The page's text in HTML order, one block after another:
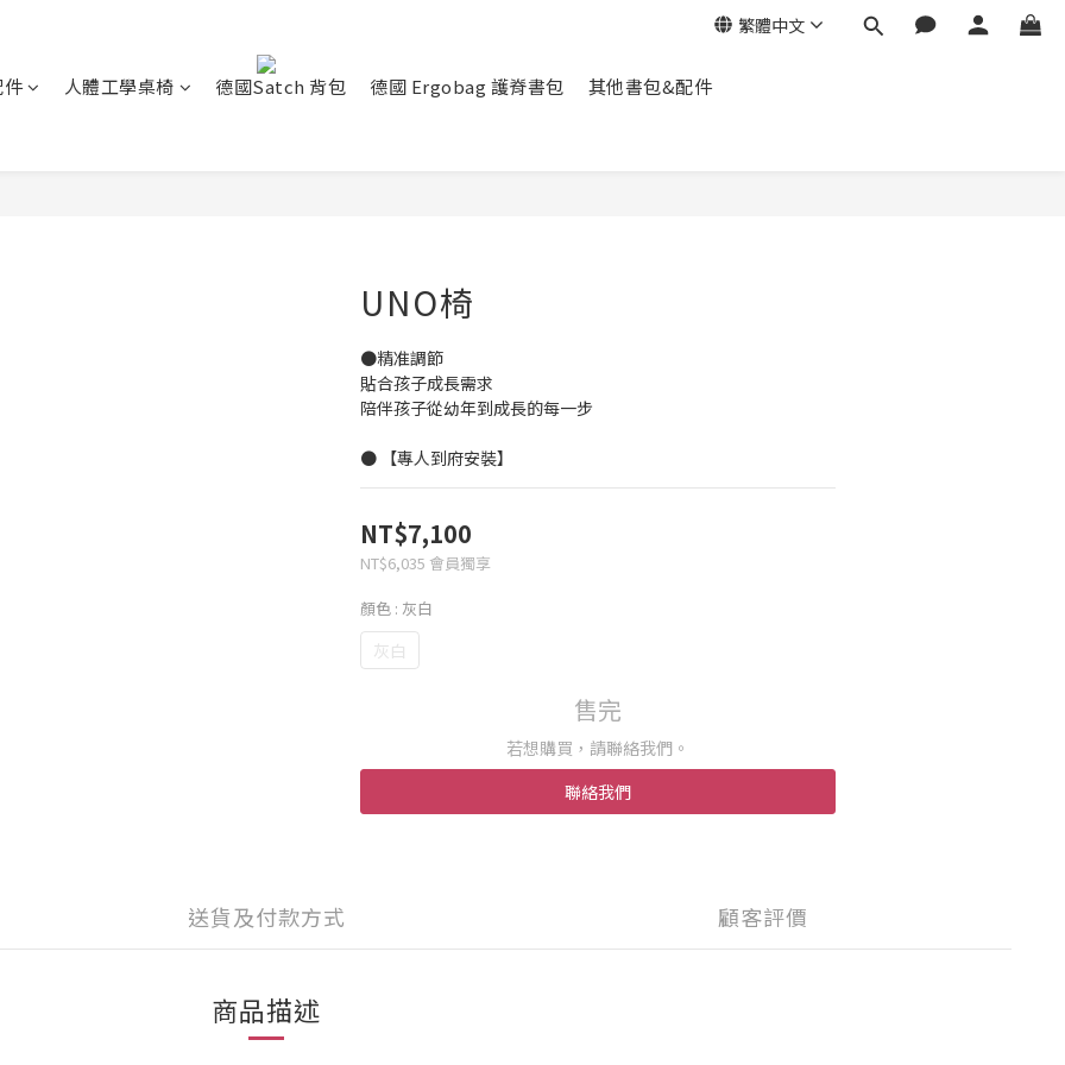
繁體中文
人體工學桌椅 德國Satch 背包 德國 Ergobag 護脊書包 其他書包&配件
UNO椅
●精准調節
貼合孩子成長需求
陪伴孩子從幼年到成長的每一步
● 【專人到府安裝】
NT$7,100
NT$6,035 會員獨享
顏色 : 灰白
灰白
售完
若想購買，請聯絡我們。
聯絡我們
送貨及付款方式 顧客評價
商品描述